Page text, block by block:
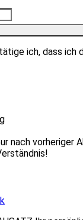
ich, dass ich
nach vorheriger